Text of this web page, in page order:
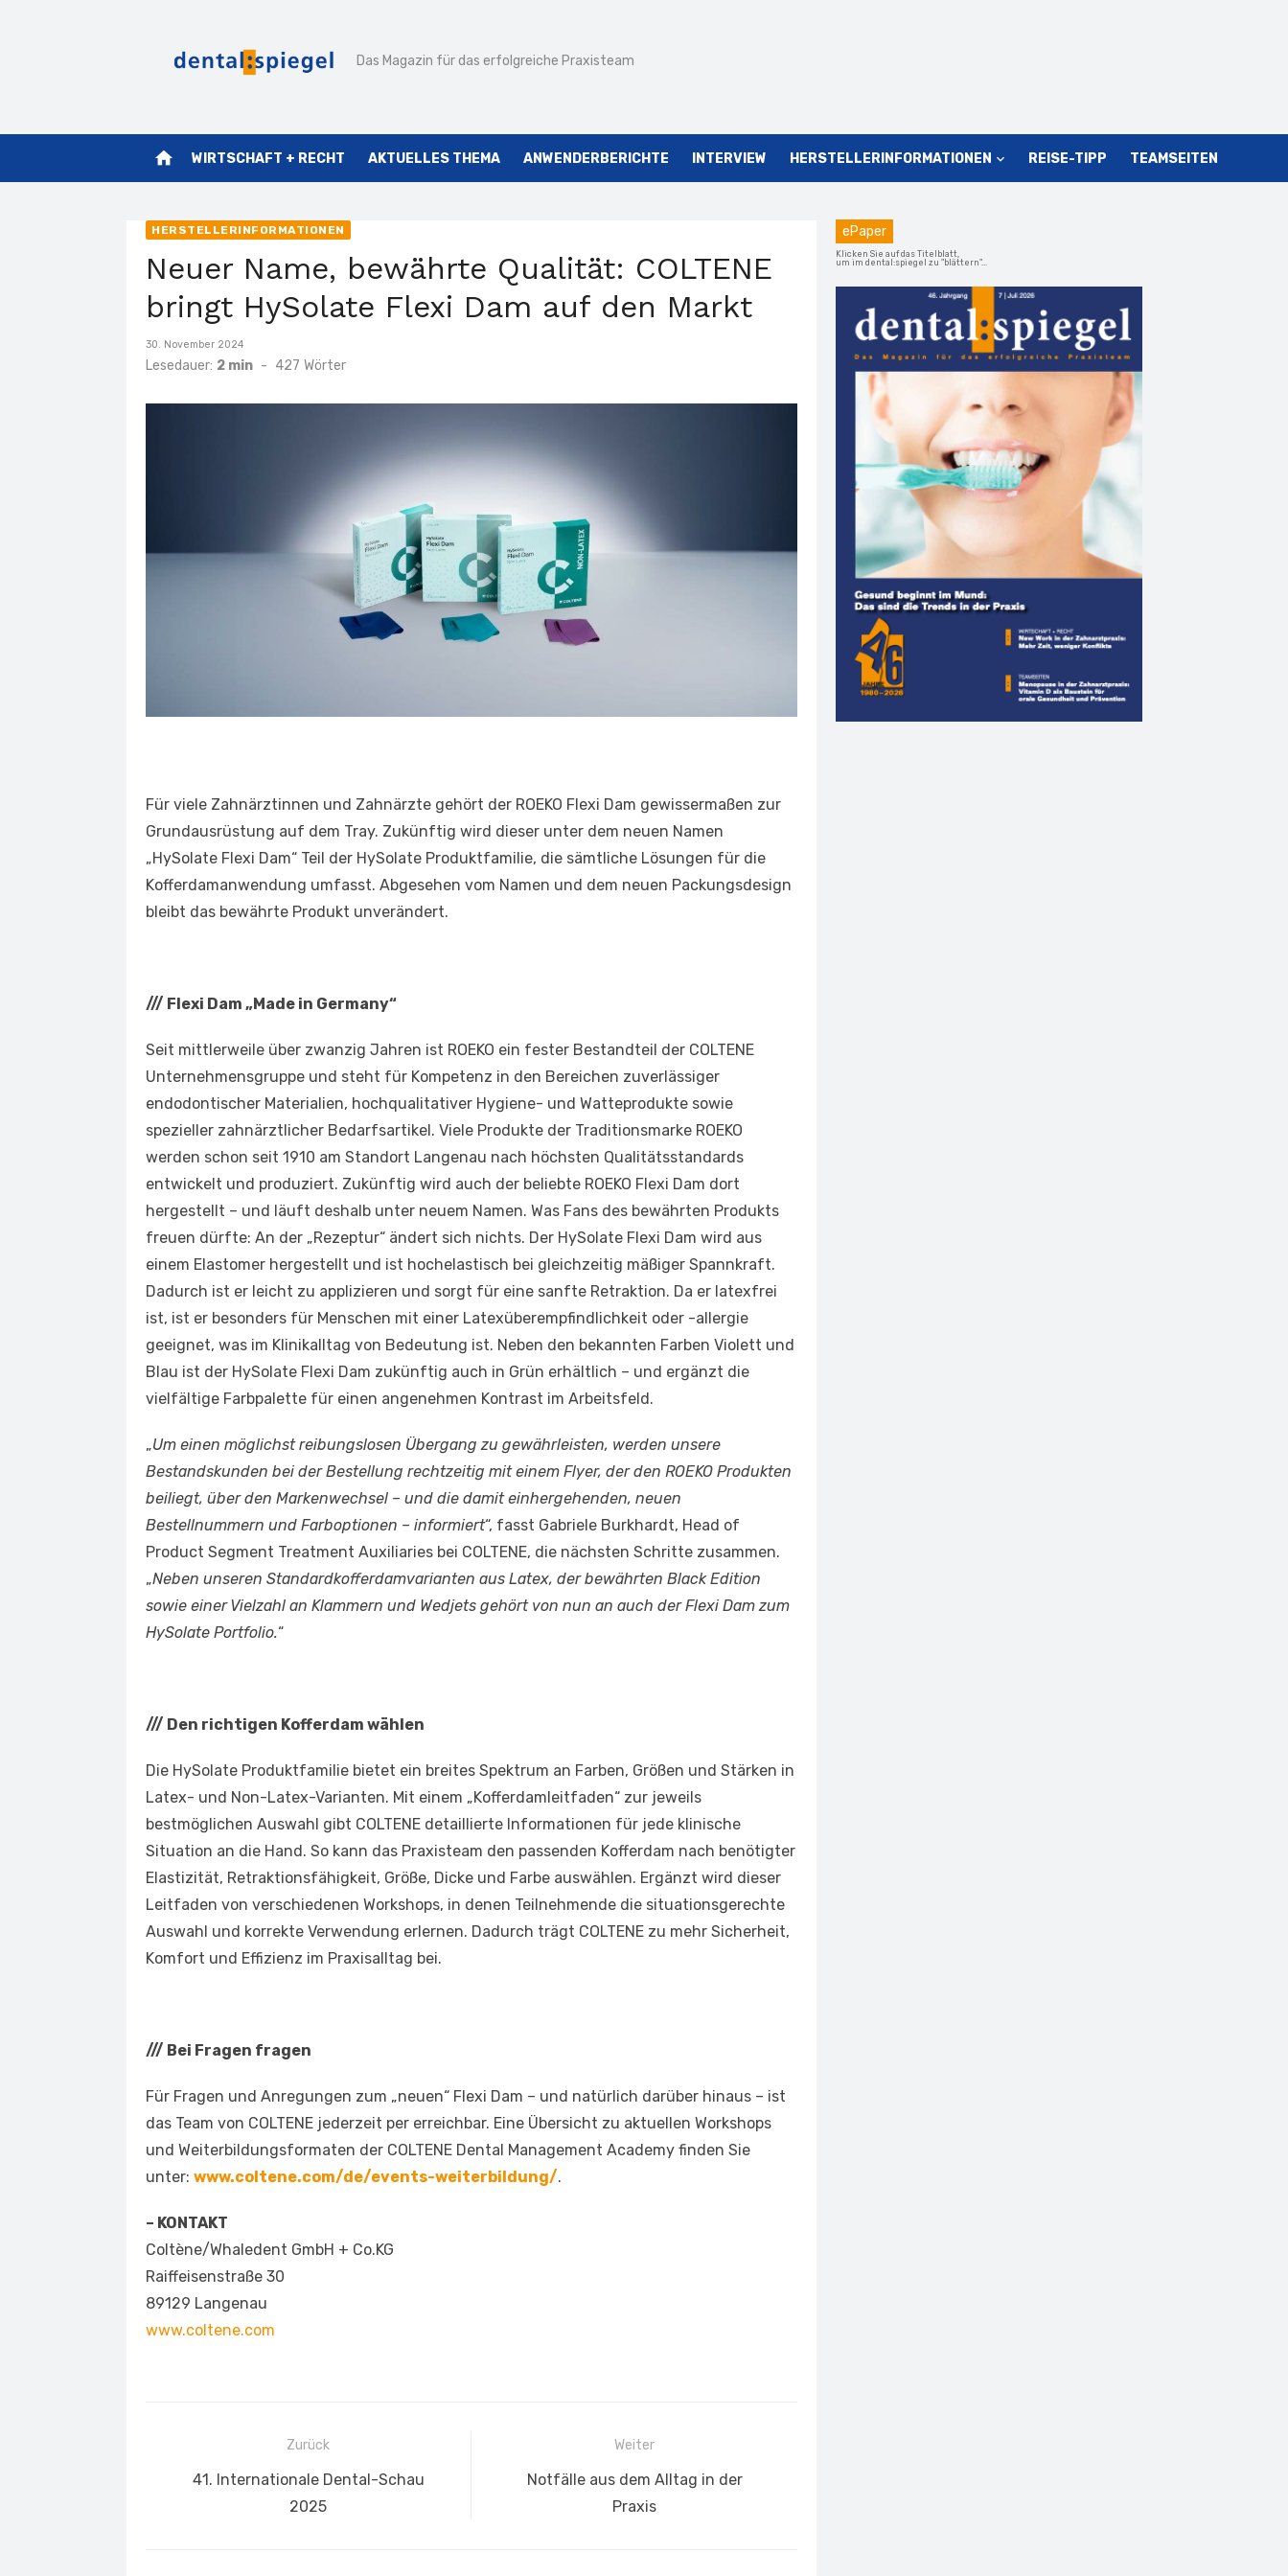
Das Magazin für das erfolgreiche Praxisteam
home WIRTSCHAFT + RECHT AKTUELLES THEMA ANWENDERBERICHTE INTERVIEW HERSTELLERINFORMATIONEN REISE-TIPP TEAMSEITEN
HERSTELLERINFORMATIONEN
Neuer Name, bewährte Qualität: COLTENE
bringt HySolate Flexi Dam auf den Markt
Veröffentlicht
am
30. November 2024
Lesedauer: 2 min - 427 Wörter
Für viele Zahnärztinnen und Zahnärzte gehört der ROEKO Flexi Dam gewissermaßen zur
Grundausrüstung auf dem Tray. Zukünftig wird dieser unter dem neuen Namen
„HySolate Flexi Dam“ Teil der HySolate Produktfamilie, die sämtliche Lösungen für die
Kofferdamanwendung umfasst. Abgesehen vom Namen und dem neuen Packungsdesign
bleibt das bewährte Produkt unverändert.
/// Flexi Dam „Made in Germany“
Seit mittlerweile über zwanzig Jahren ist ROEKO ein fester Bestandteil der COLTENE
Unternehmensgruppe und steht für Kompetenz in den Bereichen zuverlässiger
endodontischer Materialien, hochqualitativer Hygiene- und Watteprodukte sowie
spezieller zahnärztlicher Bedarfsartikel. Viele Produkte der Traditionsmarke ROEKO
werden schon seit 1910 am Standort Langenau nach höchsten Qualitätsstandards
entwickelt und produziert. Zukünftig wird auch der beliebte ROEKO Flexi Dam dort
hergestellt – und läuft deshalb unter neuem Namen. Was Fans des bewährten Produkts
freuen dürfte: An der „Rezeptur“ ändert sich nichts. Der HySolate Flexi Dam wird aus
einem Elastomer hergestellt und ist hochelastisch bei gleichzeitig mäßiger Spannkraft.
Dadurch ist er leicht zu applizieren und sorgt für eine sanfte Retraktion. Da er latexfrei
ist, ist er besonders für Menschen mit einer Latexüberempfindlichkeit oder -allergie
geeignet, was im Klinikalltag von Bedeutung ist. Neben den bekannten Farben Violett und
Blau ist der HySolate Flexi Dam zukünftig auch in Grün erhältlich – und ergänzt die
vielfältige Farbpalette für einen angenehmen Kontrast im Arbeitsfeld.
„Um einen möglichst reibungslosen Übergang zu gewährleisten, werden unsere
Bestandskunden bei der Bestellung rechtzeitig mit einem Flyer, der den ROEKO Produkten
beiliegt, über den Markenwechsel – und die damit einhergehenden, neuen
Bestellnummern und Farboptionen – informiert“, fasst Gabriele Burkhardt, Head of
Product Segment Treatment Auxiliaries bei COLTENE, die nächsten Schritte zusammen.
„Neben unseren Standardkofferdamvarianten aus Latex, der bewährten Black Edition
sowie einer Vielzahl an Klammern und Wedjets gehört von nun an auch der Flexi Dam zum
HySolate Portfolio.“
/// Den richtigen Kofferdam wählen
Die HySolate Produktfamilie bietet ein breites Spektrum an Farben, Größen und Stärken in
Latex- und Non-Latex-Varianten. Mit einem „Kofferdamleitfaden“ zur jeweils
bestmöglichen Auswahl gibt COLTENE detaillierte Informationen für jede klinische
Situation an die Hand. So kann das Praxisteam den passenden Kofferdam nach benötigter
Elastizität, Retraktionsfähigkeit, Größe, Dicke und Farbe auswählen. Ergänzt wird dieser
Leitfaden von verschiedenen Workshops, in denen Teilnehmende die situationsgerechte
Auswahl und korrekte Verwendung erlernen. Dadurch trägt COLTENE zu mehr Sicherheit,
Komfort und Effizienz im Praxisalltag bei.
/// Bei Fragen fragen
Für Fragen und Anregungen zum „neuen“ Flexi Dam – und natürlich darüber hinaus – ist
das Team von COLTENE jederzeit per erreichbar. Eine Übersicht zu aktuellen Workshops
und Weiterbildungsformaten der COLTENE Dental Management Academy finden Sie
unter: www.coltene.com/de/events-weiterbildung/.
– KONTAKT
Coltène/Whaledent GmbH + Co.KG
Raiffeisenstraße 30
89129 Langenau
www.coltene.com
Beitragsnavigation
Zurück
Vorheriger
41. Internationale Dental-Schau
2025
Weiter
Nächster
Notfälle aus dem Alltag in der
Praxis
ePaper
Klicken Sie auf das Titelblatt,
um im dental:spiegel zu "blättern"...